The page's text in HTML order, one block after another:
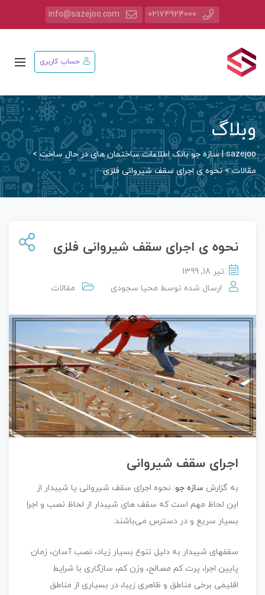
02174924000
info@sazejoo.com
حساب کاربری
وبلاگ
sazejoo | سازه جو بانک اطلاعات ساختمان های در حال ساخت
>
مقالات>نحوه ی اجرای سقف شیروانی فلزی
نحوه ی اجرای سقف شیروانی فلزی
تیر 18, 1399
ارسال شده توسط محیا سجودی مقالات
اجرای سقف شیروانی
به گزارش سازه جو: نحوه اجرای سقف شیروانی یا شیبدار از
این لحاظ مهم است که سقف های شیبدار از لحاظ نصب و اجرا
بسیار سریع و در دسترس می‌باشند.
سقفهای شیبدار به دلیل تنوع بسیار زیاد، نصب آسان، زمان
پایین اجرا، پرت کم مصالح، وزن کم، سازگاری با شرایط
اقلیمی برخی مناطق و ظاهری زیبا، در بسیاری از مناطق